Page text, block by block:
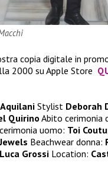
copia digitale in
2000 su Apple Store
Stylist Deborah
QuirinoAbito cerimonia
uomo: Toi
Beachwear donna:
Luca Grossi Location: